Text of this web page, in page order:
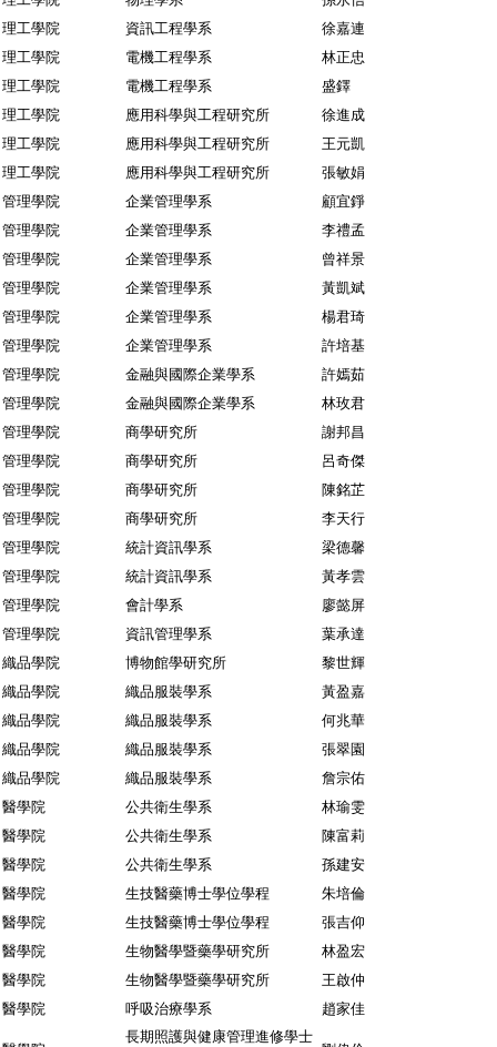
理工學院
資訊工程學系
徐嘉連
理工學院
電機工程學系
林正忠
理工學院
電機工程學系
盛鐸
理工學院
應用科學與工程研究所
徐進成
理工學院
應用科學與工程研究所
王元凱
理工學院
應用科學與工程研究所
張敏娟
管理學院
企業管理學系
顧宜錚
管理學院
企業管理學系
李禮孟
管理學院
企業管理學系
曾祥景
管理學院
企業管理學系
黃凱斌
管理學院
企業管理學系
楊君琦
管理學院
企業管理學系
許培基
管理學院
金融與國際企業學系
許嫣茹
管理學院
金融與國際企業學系
林玫君
管理學院
商學研究所
謝邦昌
管理學院
商學研究所
呂奇傑
管理學院
商學研究所
陳銘芷
管理學院
商學研究所
李天行
管理學院
統計資訊學系
梁德馨
管理學院
統計資訊學系
黃孝雲
管理學院
會計學系
廖懿屏
管理學院
資訊管理學系
葉承達
織品學院
博物館學研究所
黎世輝
織品學院
織品服裝學系
黃盈嘉
織品學院
織品服裝學系
何兆華
織品學院
織品服裝學系
張翠園
織品學院
織品服裝學系
詹宗佑
醫學院
公共衛生學系
林瑜雯
醫學院
公共衛生學系
陳富莉
醫學院
公共衛生學系
孫建安
醫學院
生技醫藥博士學位學程
朱培倫
醫學院
生技醫藥博士學位學程
張吉仰
醫學院
生物醫學暨藥學研究所
林盈宏
醫學院
生物醫學暨藥學研究所
王啟仲
醫學院
呼吸治療學系 趙家佳
長期照護與健康管理進修學士